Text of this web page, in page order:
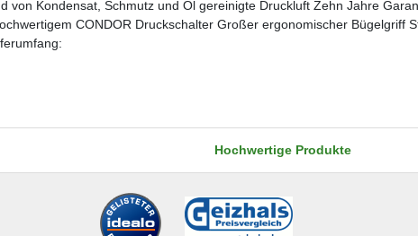
von Kondensat, Schmutz und Öl gereinigte Druckluft Zehn Jahre
CONDOR Druckschalter Großer ergonomischer Bügelgriff
Hochwertige Produkte